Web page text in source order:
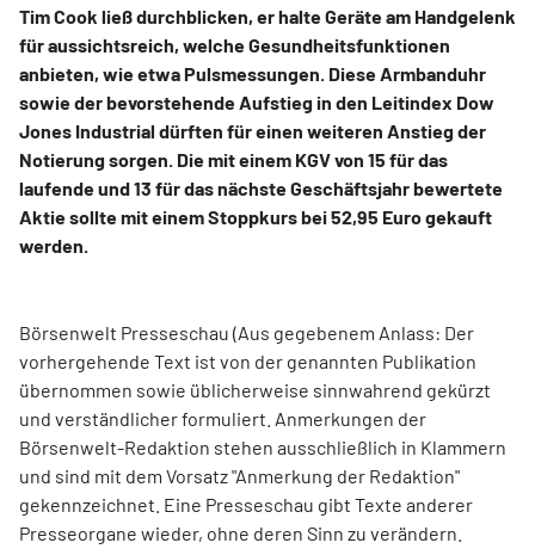
Tim Cook ließ durchblicken, er halte Geräte am Handgelenk
für aussichtsreich, welche Gesundheitsfunktionen
anbieten, wie etwa Pulsmessungen. Diese Armbanduhr
sowie der bevorstehende Aufstieg in den Leitindex Dow
Jones Industrial dürften für einen weiteren Anstieg der
Notierung sorgen. Die mit einem KGV von 15 für das
laufende und 13 für das nächste Geschäftsjahr bewertete
Aktie sollte mit einem Stoppkurs bei 52,95 Euro gekauft
werden.
Börsenwelt Presseschau (Aus gegebenem Anlass: Der
vorhergehende Text ist von der genannten Publikation
übernommen sowie üblicherweise sinnwahrend gekürzt
und verständlicher formuliert. Anmerkungen der
Börsenwelt-Redaktion stehen ausschließlich in Klammern
und sind mit dem Vorsatz "Anmerkung der Redaktion"
gekennzeichnet. Eine Presseschau gibt Texte anderer
Presseorgane wieder, ohne deren Sinn zu verändern.